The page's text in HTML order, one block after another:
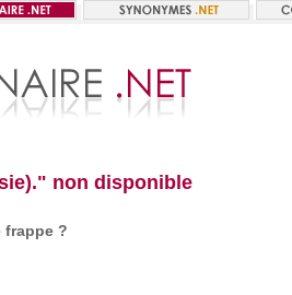
non disponible
frappe ?